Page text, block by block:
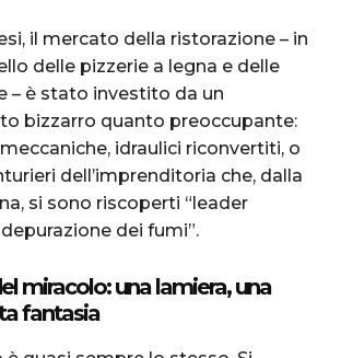
il mercato della ristorazione – in
delle pizzerie a legna e delle
– è stato investito da un
bizzarro quanto preoccupante:
idraulici riconvertiti, o
dell’imprenditoria che, dalla
si sono riscoperti “leader
dei fumi”.
miracolo: una lamiera, una
fantasia